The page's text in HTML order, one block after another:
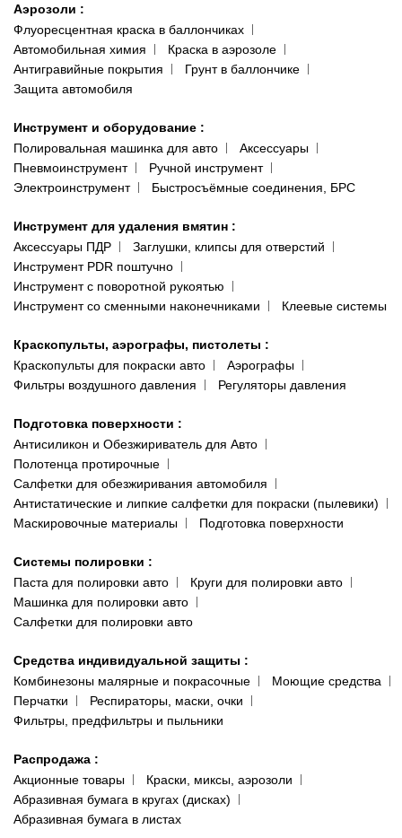
Аэрозоли :
Флуоресцентная краска в баллончиках
Автомобильная химия
Краска в аэрозоле
Антигравийные покрытия
Грунт в баллончике
Защита автомобиля
Инструмент и оборудование :
Полировальная машинка для авто
Аксессуары
Пневмоинструмент
Ручной инструмент
Электроинструмент
Быстросъёмные соединения, БРС
Инструмент для удаления вмятин :
Аксессуары ПДР
Заглушки, клипсы для отверстий
Инструмент PDR поштучно
Инструмент с поворотной рукоятью
Инструмент со сменными наконечниками
Клеевые системы
Краскопульты, аэрографы, пистолеты :
Краскопульты для покраски авто
Аэрографы
Фильтры воздушного давления
Регуляторы давления
Подготовка поверхности :
Антисиликон и Обезжириватель для Авто
Полотенца протирочные
Салфетки для обезжиривания автомобиля
Антистатические и липкие салфетки для покраски (пылевики)
Маскировочные материалы
Подготовка поверхности
Системы полировки :
Паста для полировки авто
Круги для полировки авто
Машинка для полировки авто
Салфетки для полировки авто
Средства индивидуальной защиты :
Комбинезоны малярные и покрасочные
Моющие средства
Перчатки
Респираторы, маски, очки
Фильтры, предфильтры и пыльники
Распродажа :
Акционные товары
Краски, миксы, аэрозоли
Абразивная бумага в кругах (дисках)
Абразивная бумага в листах